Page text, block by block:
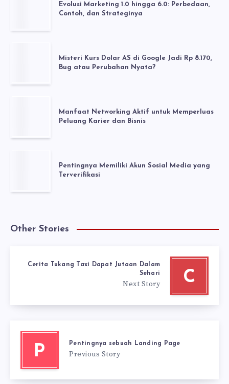
Evolusi Marketing 1.0 hingga 6.0: Perbedaan,
Contoh, dan Strateginya
Misteri Kurs Dolar AS di Google Jadi Rp 8.170,
Bug atau Perubahan Nyata?
Manfaat Networking Aktif untuk Memperluas
Peluang Karier dan Bisnis
Pentingnya Memiliki Akun Sosial Media yang
Terverifikasi
Other Stories
C
Cerita Tukang Taxi Dapat Jutaan Dalam
Sehari
Next Story
P Pentingnya sebuah Landing Page
Previous Story